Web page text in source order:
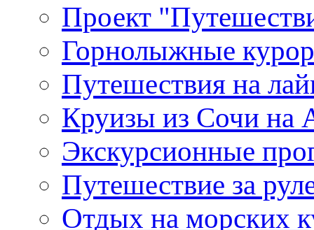
Проект
Горнолыжные
Путешествия на
Круизы из Сочи на
Экскурсионные
Путешествие за
Отдых на морских